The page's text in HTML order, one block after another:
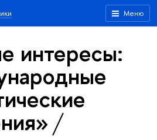
Меню
интересы: